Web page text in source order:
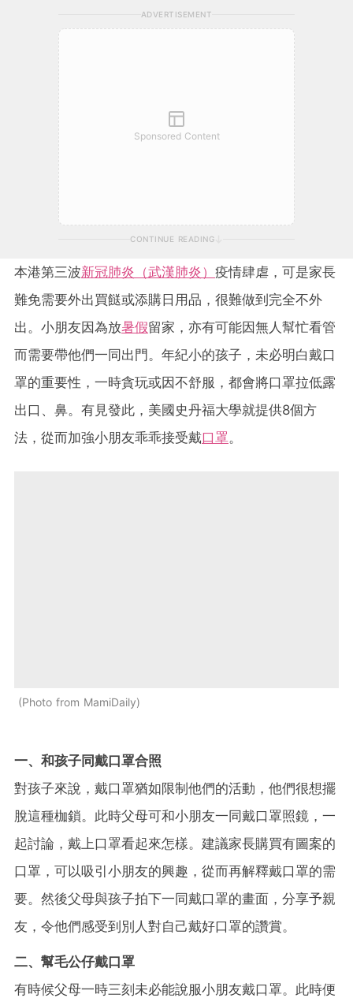
ADVERTISEMENT
Sponsored Content
CONTINUE READING
本港第三波新冠肺炎（武漢肺炎） 疫情肆虐，可是家長
難免需要外出買餸或添購日用品，很難做到完全不外
出。小朋友因為放暑假留家，亦有可能因無人幫忙看管
而需要帶他們一同出門。年紀小的孩子，未必明白戴口
罩的重要性，一時貪玩或因不舒服，都會將口罩拉低露
出口、鼻。有見發此，美國史丹福大學就提供8個方
法，從而加強小朋友乖乖接受戴口罩。
Photo from MamiDaily
一、和孩子同戴口罩合照
對孩子來說，戴口罩猶如限制他們的活動，他們很想擺
脫這種枷鎖。此時父母可和小朋友一同戴口罩照鏡，一
起討論，戴上口罩看起來怎樣。建議家長購買有圖案的
口罩，可以吸引小朋友的興趣，從而再解釋戴口罩的需
要。然後父母與孩子拍下一同戴口罩的畫面，分享予親
友，令他們感受到別人對自己戴好口罩的讚賞。
二、幫毛公仔戴口罩
有時候父母一時三刻未必能說服小朋友戴口罩。此時便